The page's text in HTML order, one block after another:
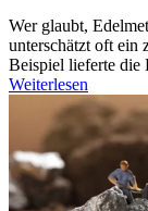
Wer glaubt,
unterschätzt oft ein
Beispiel lieferte
Weiterlesen